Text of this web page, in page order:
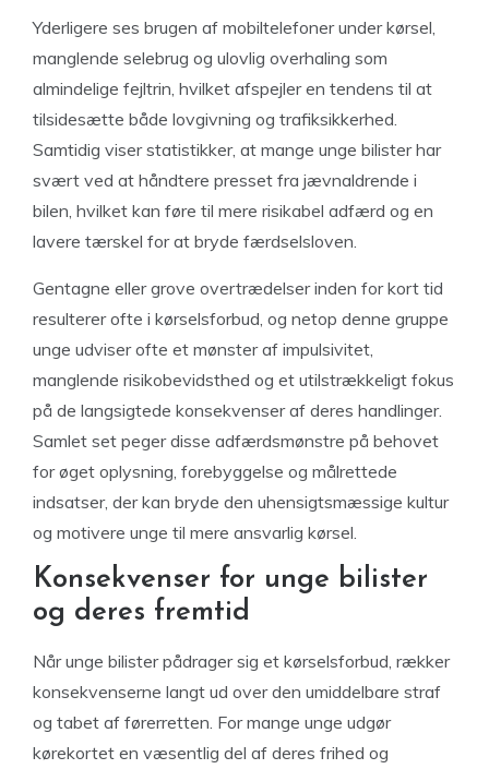
Yderligere ses brugen af mobiltelefoner under kørsel,
manglende selebrug og ulovlig overhaling som
almindelige fejltrin, hvilket afspejler en tendens til at
tilsidesætte både lovgivning og trafiksikkerhed.
Samtidig viser statistikker, at mange unge bilister har
svært ved at håndtere presset fra jævnaldrende i
bilen, hvilket kan føre til mere risikabel adfærd og en
lavere tærskel for at bryde færdselsloven.
Gentagne eller grove overtrædelser inden for kort tid
resulterer ofte i kørselsforbud, og netop denne gruppe
unge udviser ofte et mønster af impulsivitet,
manglende risikobevidsthed og et utilstrækkeligt fokus
på de langsigtede konsekvenser af deres handlinger.
Samlet set peger disse adfærdsmønstre på behovet
for øget oplysning, forebyggelse og målrettede
indsatser, der kan bryde den uhensigtsmæssige kultur
og motivere unge til mere ansvarlig kørsel.
Konsekvenser for unge bilister
og deres fremtid
Når unge bilister pådrager sig et kørselsforbud, rækker
konsekvenserne langt ud over den umiddelbare straf
og tabet af førerretten. For mange unge udgør
kørekortet en væsentlig del af deres frihed og